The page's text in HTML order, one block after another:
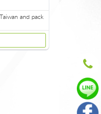
and pack